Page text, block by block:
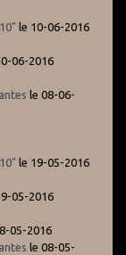
le 10-06-2016
06-2016
le 08-06-
le 19-05-2016
05-2016
05-2016
le 08-05-